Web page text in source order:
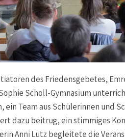
des Friedensgebetes,
Scholl-Gymnasium
Team aus Schülerinnen und
dazu beitrug, ein stimmiges
Anni Lutz begleitete die